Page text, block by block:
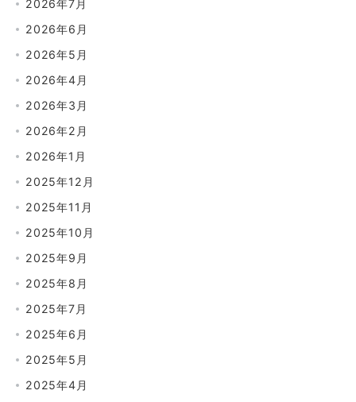
2026年7月
2026年6月
2026年5月
2026年4月
2026年3月
2026年2月
2026年1月
2025年12月
2025年11月
2025年10月
2025年9月
2025年8月
2025年7月
2025年6月
2025年5月
2025年4月